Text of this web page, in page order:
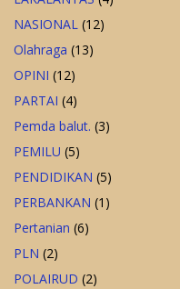
NASIONAL (12)
Olahraga (13)
OPINI (12)
PARTAI (4)
Pemda balut. (3)
PEMILU (5)
PENDIDIKAN (5)
PERBANKAN (1)
Pertanian (6)
PLN (2)
POLAIRUD (2)